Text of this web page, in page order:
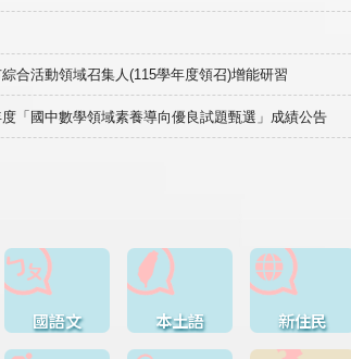
合活動領域召集人(115學年度領召)增能研習
「國中數學領域素養導向優良試題甄選」成績公告
國語文 本土語 新住民